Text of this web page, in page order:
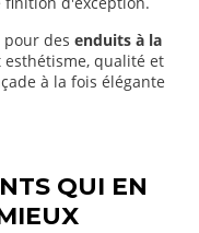
pour des enduits à la
qualité et
à la fois élégante
QUI EN